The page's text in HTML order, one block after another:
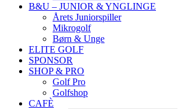
B&U – JUNIOR & YNGLINGE
Årets Juniorspiller
Mikrogolf
Børn & Unge
ELITE GOLF
SPONSOR
SHOP & PRO
Golf Pro
Golfshop
CAFÈ